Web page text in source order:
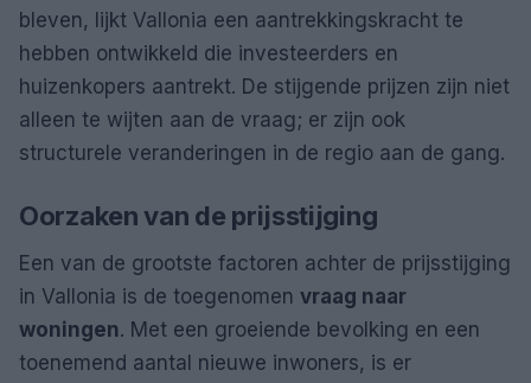
bleven, lijkt Vallonia een aantrekkingskracht te
hebben ontwikkeld die investeerders en
huizenkopers aantrekt. De stijgende prijzen zijn niet
alleen te wijten aan de vraag; er zijn ook
structurele veranderingen in de regio aan de gang.
Oorzaken van de prijsstijging
Een van de grootste factoren achter de prijsstijging
in Vallonia is de toegenomen vraag naar
woningen. Met een groeiende bevolking en een
toenemend aantal nieuwe inwoners, is er